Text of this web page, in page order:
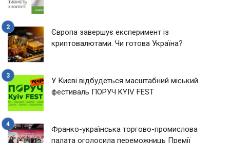
Європа завершує експеримент із
криптовалютами. Чи готова Україна?
У Києві відбудеться масштабний міський
фестиваль ПОРУЧ KYIV FEST
Франко-українська торгово-промислова
палата оголосила переможниць Премії